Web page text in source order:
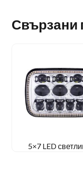
Свързани
5×7 LED